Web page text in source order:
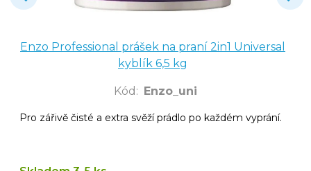
Enzo Professional prášek na praní 2in1 Universal
kyblík 6,5 kg
Kód : Enzo_uni
Pro zářivě čisté a extra svěží prádlo po každém vyprání.